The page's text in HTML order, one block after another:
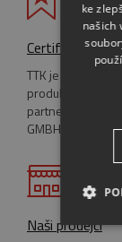
Certifikáty
TTK je držitelem
produkty mají
partnerem pro
GMBH.
Naši prodejci
ke
našich